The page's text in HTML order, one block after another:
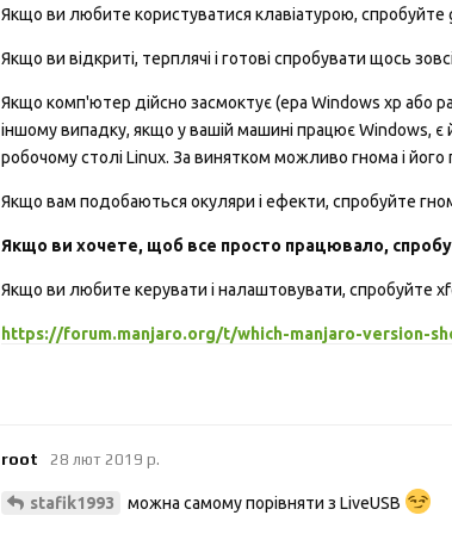
Якщо ви любите користуватися клавіатурою, спробуйте
Якщо ви відкриті, терплячі і готові спробувати щось
Якщо комп'ютер дійсно засмоктує (ера Windows xp або
іншому випадку, якщо у вашій машині працює Windows,
робочому столі Linux. За винятком можливо гнома і його
Якщо вам подобаються окуляри і ефекти, спробуйте
Якщо ви хочете, щоб все просто працювало,
Якщо ви любите керувати і налаштовувати, спробуйте
https://forum.manjaro.org/t/which-manjaro-version-
root 28 лют 2019 р.
stafik1993 можна самому порівняти з LiveUSB